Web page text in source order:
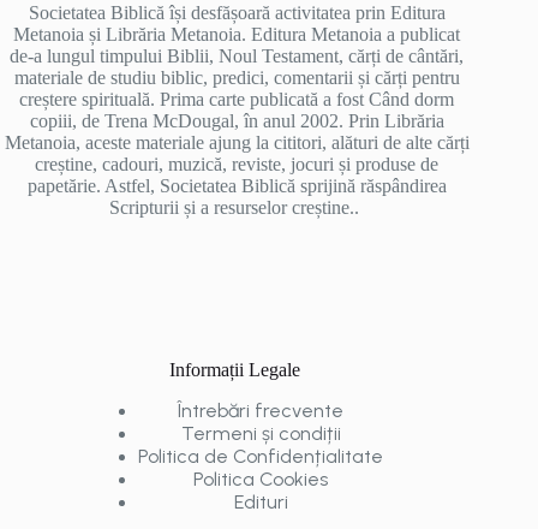
Societatea Biblică își desfășoară activitatea prin Editura
Metanoia și Librăria Metanoia. Editura Metanoia a publicat
de-a lungul timpului Biblii, Noul Testament, cărți de cântări,
materiale de studiu biblic, predici, comentarii și cărți pentru
creștere spirituală. Prima carte publicată a fost Când dorm
copiii, de Trena McDougal, în anul 2002. Prin Librăria
Metanoia, aceste materiale ajung la cititori, alături de alte cărți
creștine, cadouri, muzică, reviste, jocuri și produse de
papetărie. Astfel, Societatea Biblică sprijină răspândirea
Scripturii și a resurselor creștine..
Informații Legale
Întrebări frecvente
Termeni și condiții
Politica de Confidențialitate
Politica Cookies
Edituri